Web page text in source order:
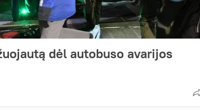
dėl autobuso avarijos